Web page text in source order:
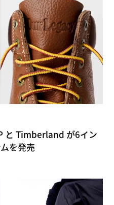
と Timberland が6イン
を発売